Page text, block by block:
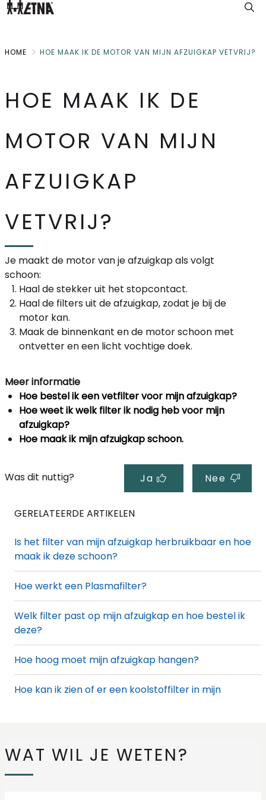
Skip
HOME HOE MAAK IK DE MOTOR VAN MIJN AFZUIGKAP VETVRIJ?
HOE MAAK IK DE
MOTOR VAN MIJN
AFZUIGKAP
VETVRIJ?
Je maakt de motor van je afzuigkap als volgt
schoon:
Haal de stekker uit het stopcontact.
Haal de filters uit de afzuigkap, zodat je bij de
motor kan.
Maak de binnenkant en de motor schoon met
ontvetter en een licht vochtige doek.
Meer informatie
Hoe bestel ik een vetfilter voor mijn afzuigkap?
Hoe weet ik welk filter ik nodig heb voor mijn
afzuigkap?
Hoe maak ik mijn afzuigkap schoon.
Was dit nuttig? Ja Nee
GERELATEERDE ARTIKELEN
Is het filter van mijn afzuigkap herbruikbaar en hoe
maak ik deze schoon?
Hoe werkt een Plasmafilter?
Welk filter past op mijn afzuigkap en hoe bestel ik
deze?
Hoe hoog moet mijn afzuigkap hangen?
Hoe kan ik zien of er een koolstoffilter in mijn
Hoe maak ik mijn afzuigkap schoon?
WAT WIL JE WETEN?